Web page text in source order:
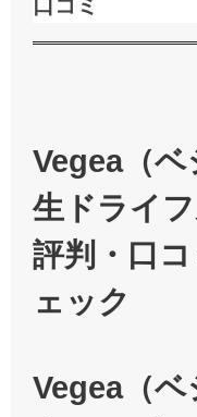
口コミ
Vegea（
生ドライ
評判・口
ェック
Vegea（